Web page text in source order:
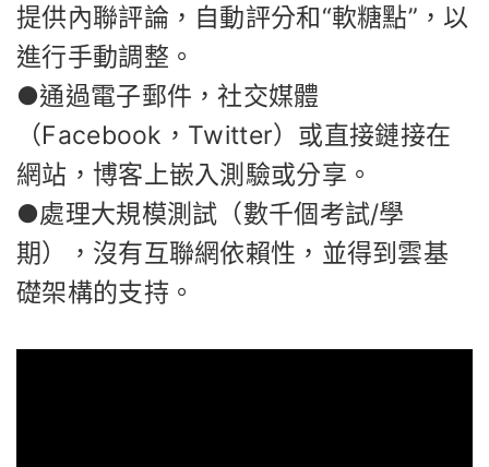
提供內聯評論，自動評分和“軟糖點”，以
進行手動調整。
●通過電子郵件，社交媒體
（Facebook，Twitter）或直接鏈接在
網站，博客上嵌入測驗或分享。
●處理大規模測試（數千個考試/學
期），沒有互聯網依賴性，並得到雲基
礎架構的支持。